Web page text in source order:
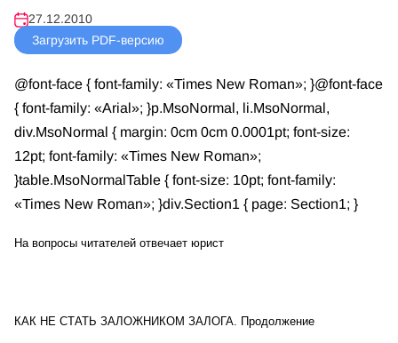
27.12.2010
Загрузить PDF-версию
@font-face { font-family: «Times New Roman»; }@font-face
{ font-family: «Arial»; }p.MsoNormal, li.MsoNormal,
div.MsoNormal { margin: 0cm 0cm 0.0001pt; font-size:
12pt; font-family: «Times New Roman»;
}table.MsoNormalTable { font-size: 10pt; font-family:
«Times New Roman»; }div.Section1 { page: Section1; }
На вопросы читателей отвечает юрист
КАК НЕ СТАТЬ ЗАЛОЖНИКОМ ЗАЛОГА. Продолжение